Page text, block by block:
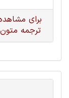
برای
ترجمه